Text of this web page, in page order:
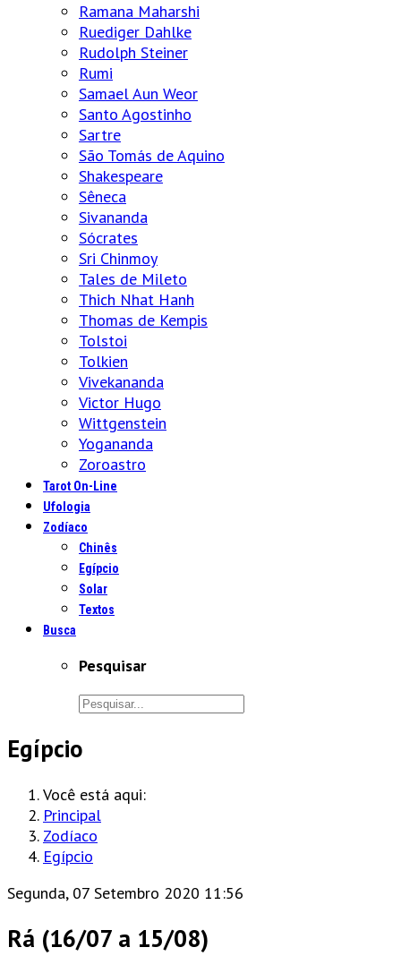
Ramana Maharshi
Ruediger Dahlke
Rudolph Steiner
Rumi
Samael Aun Weor
Santo Agostinho
Sartre
São Tomás de Aquino
Shakespeare
Sêneca
Sivananda
Sócrates
Sri Chinmoy
Tales de Mileto
Thich Nhat Hanh
Thomas de Kempis
Tolstoi
Tolkien
Vivekananda
Victor Hugo
Wittgenstein
Yogananda
Zoroastro
Tarot On-Line
Ufologia
Zodíaco
Chinês
Egípcio
Solar
Textos
Busca
Pesquisar
Egípcio
Você está aqui:
Principal
Zodíaco
Egípcio
Segunda, 07 Setembro 2020 11:56
Rá (16/07 a 15/08)